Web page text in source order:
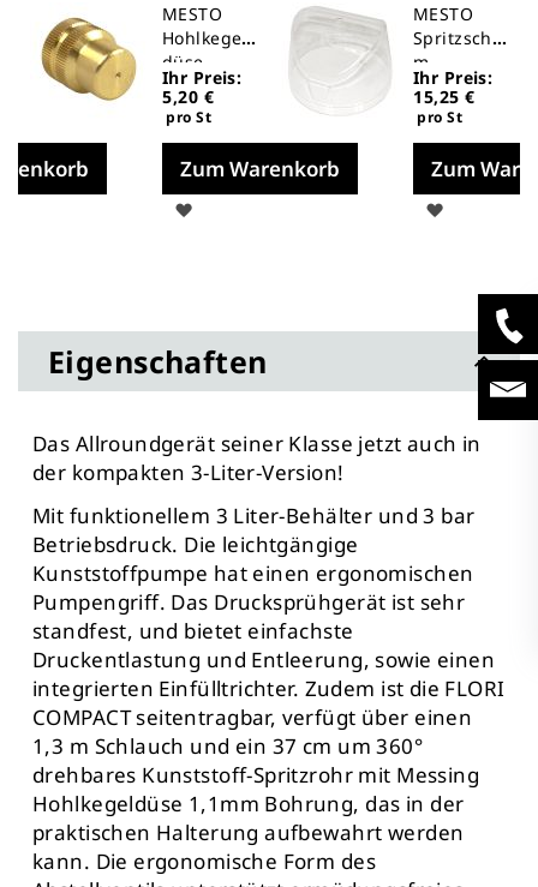
MESTO
Hohlkegel
düse
Ihr Preis:
5,20 €
pro St
Zum Warenkorb
MESTO
Spritzschir
m
Ihr Preis:
15,25 €
pro St
Zum
Eigenschaften
Das Allroundgerät seiner Klasse jetzt auch in
der kompakten 3-Liter-Version!
Mit funktionellem 3 Liter-Behälter und 3 bar
Betriebsdruck. Die leichtgängige
Kunststoffpumpe hat einen ergonomischen
Pumpengriff. Das Drucksprühgerät ist sehr
standfest, und bietet einfachste
Druckentlastung und Entleerung, sowie einen
integrierten Einfülltrichter. Zudem ist die FLORI
COMPACT seitentragbar, verfügt über einen
1,3 m Schlauch und ein 37 cm um 360°
drehbares Kunststoff-Spritzrohr mit Messing
Hohlkegeldüse 1,1mm Bohrung, das in der
praktischen Halterung aufbewahrt werden
kann. Die ergonomische Form des